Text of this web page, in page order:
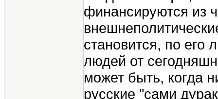
финансируются из
становится, по
людей от
может быть, когда
русские "сами